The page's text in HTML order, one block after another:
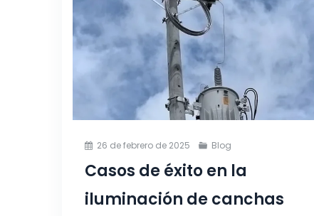
26 de febrero de 2025 Blog
Casos de éxito en la
iluminación de canchas